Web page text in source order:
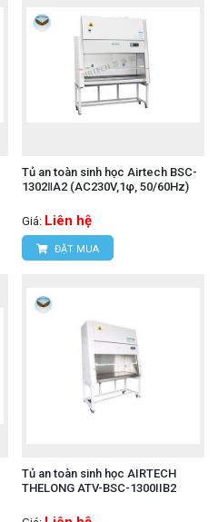
Tủ an toàn sinh học Airtech BSC-
1302ⅡA2 (AC230V,1φ, 50/60Hz)
Giá: Liên hệ
ĐẶT MUA
Tủ an toàn sinh học AIRTECH
THELONG ATV-BSC-1300IIB2